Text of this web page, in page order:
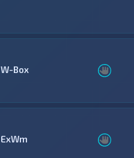
W-Box
ExWm